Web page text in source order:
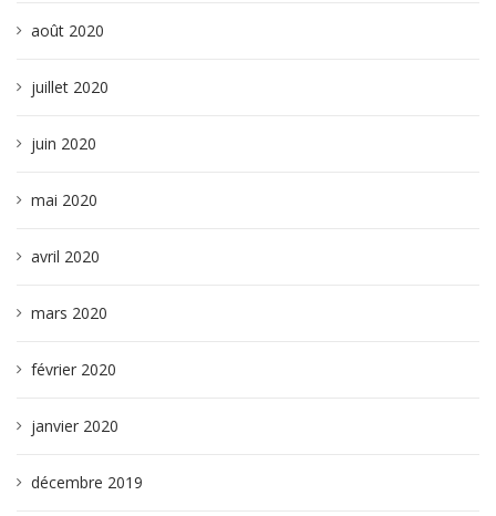
août 2020
juillet 2020
juin 2020
mai 2020
avril 2020
mars 2020
février 2020
janvier 2020
décembre 2019